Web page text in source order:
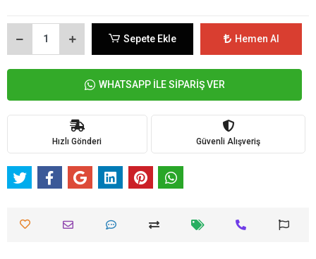
Sepete Ekle Hemen Al
WHATSAPP İLE SİPARİŞ VER
Hızlı Gönderi Güvenli Alışveriş